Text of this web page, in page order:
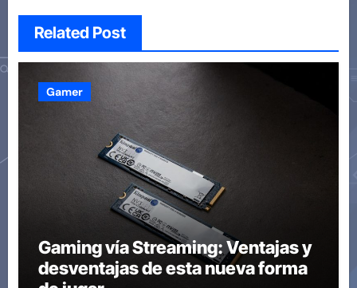
Related Post
Gamer
Gaming vía Streaming: Ventajas y
desventajas de esta nueva forma